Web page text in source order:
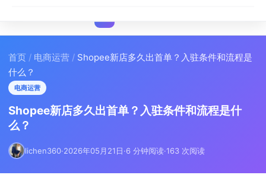
首页 / 电商运营 / Shopee新店多久出首单？入驻条件和流程是
什么？
电商运营
Shopee新店多久出首单？入驻条件和流程是什
么？
lichen360·2026年05月21日·6 分钟阅读·163 次阅读